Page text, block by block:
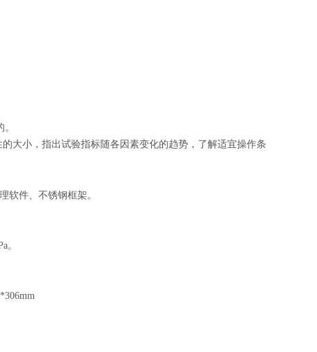
大小，指出试验指标随各因素变化的趋势，了解适宜操作条
软件、 不锈钢框架。
。